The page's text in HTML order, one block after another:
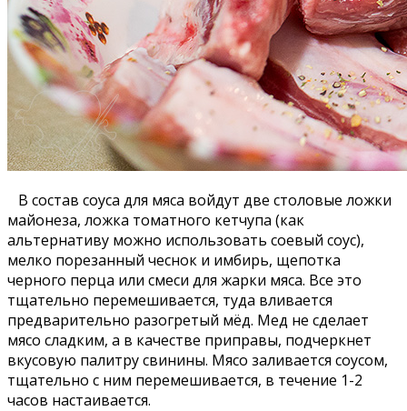
В состав соуса для мяса войдут две столовые ложки
майонеза, ложка томатного кетчупа (как
альтернативу можно использовать соевый соус),
мелко порезанный чеснок и имбирь, щепотка
черного перца или смеси для жарки мяса. Все это
тщательно перемешивается, туда вливается
предварительно разогретый мёд. Мед не сделает
мясо сладким, а в качестве пpипpавы, подчеркнет
вкусовую палитру свинины. Мясо заливается соусом,
тщательно с ним перемешивается, в течение 1-2
часов настаивается.